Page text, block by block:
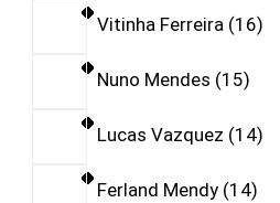
Vitinha Ferreira 16
Nuno Mendes 15
Lucas Vazquez 14
Ferland Mendy 14